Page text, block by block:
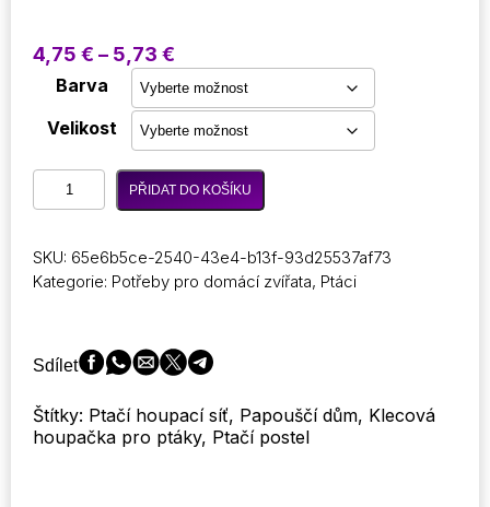
4,75 € – 5,73 €
cen:
až
5,73 €
Barva
Velikost
Pet
Bird
papoušky
Papoušek
Home
Soft
Plyšový
houpací
PŘIDAT DO KOŠÍKU
SKU: 65e6b5ce-2540-43e4-b13f-93d25537af73
Kategorie: Potřeby pro domácí zvířata, Ptáci
Sdílet
Štítky: Ptačí houpací síť, Papouščí dům, Klecová
houpačka pro ptáky, Ptačí postel